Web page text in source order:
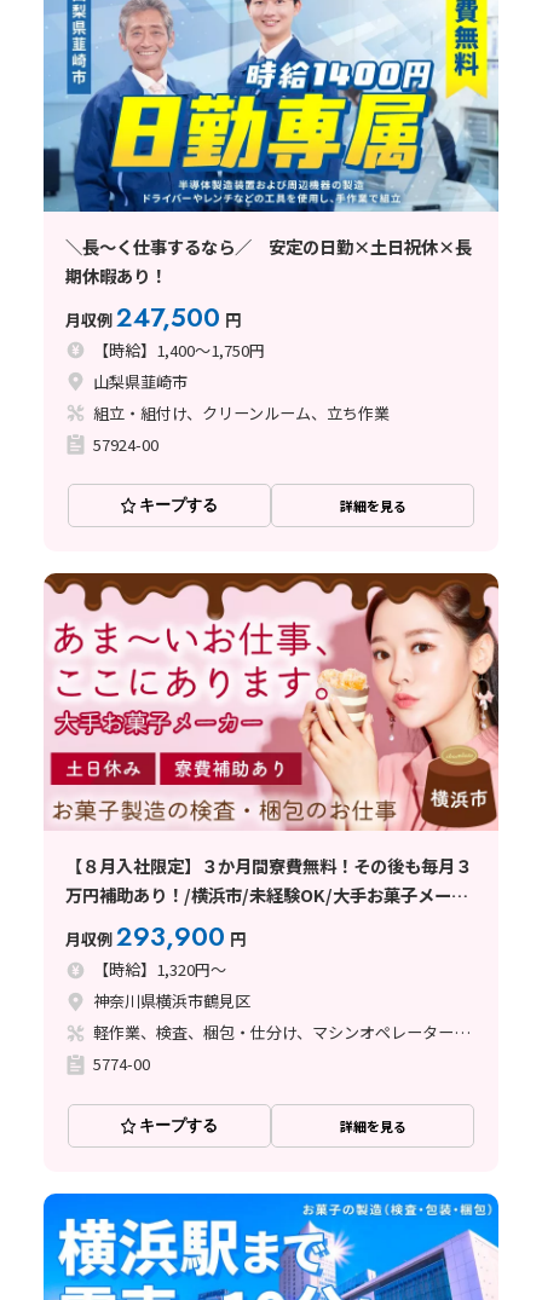
＼長～く仕事するなら／ 安定の日勤×土日祝休×長
期休暇あり！
月収例247,500 円
【時給】1,400～1,750円
山梨県韮崎市
組立・組付け、クリーンルーム、立ち作業
57924-00
キープする 詳細を見る
【８月入社限定】３か月間寮費無料！その後も毎月３
万円補助あり！/横浜市/未経験OK/大手お菓子メーカ
ー/検査・梱包
月収例293,900 円
【時給】1,320円～
神奈川県横浜市鶴見区
軽作業、検査、梱包・仕分け、マシンオペレーター、清掃・洗浄、ライン作業、立ち作業
5774-00
キープする 詳細を見る